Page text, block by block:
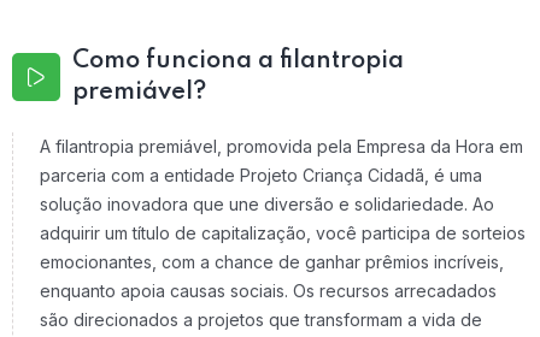
Como funciona a filantropia
premiável?
A filantropia premiável, promovida pela Empresa da Hora em
parceria com a entidade Projeto Criança Cidadã, é uma
solução inovadora que une diversão e solidariedade. Ao
adquirir um título de capitalização, você participa de sorteios
emocionantes, com a chance de ganhar prêmios incríveis,
enquanto apoia causas sociais. Os recursos arrecadados
são direcionados a projetos que transformam a vida de